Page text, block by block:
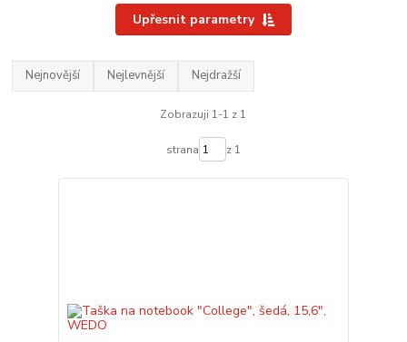
Upřesnit parametry
Nejnovější Nejlevnější Nejdražší
Zobrazuji 1-1 z 1
strana z 1